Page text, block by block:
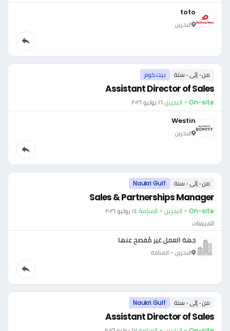
toto
البحرين
من ٠ إلى ٠ سنة بيت.كوم
Assistant Director of Sales
On-site - البحرين ·١٦ يوليو ٢٠٢٦
Westin
البحرين
من ٠ إلى ٠ سنة Naukri Gulf
Sales & Partnerships Manager
On-site - البحرين - المنامة ·١٤ يوليو ٢٠٢٦
المبيعات
جهة العمل غير مُفصح عنها
البحرين - المنامة
من ٠ إلى ٠ سنة Naukri Gulf
Assistant Director of Sales